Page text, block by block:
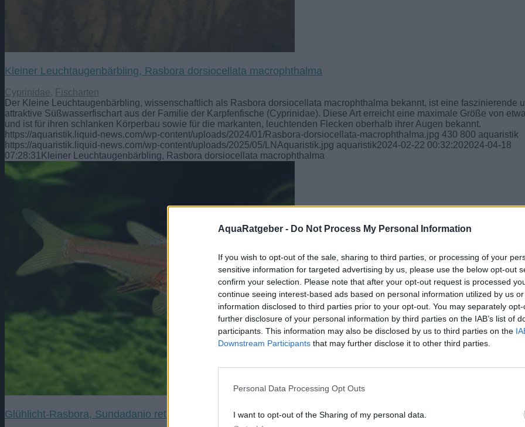
AquaRatgeber - Do Not Process My Personal Information
If you wish to opt-out of the sale, sharing to third parties, or processing of your
sensitive information for targeted advertising by us, please use the below opt-out
confirm your selection. Please note that after your opt-out request is processed
continue seeing interest-based ads based on personal information utilized by us
information disclosed to third parties prior to your opt-out. You may separately
further disclosure of your personal information by third parties on the IAB’s list of
participants. This information may also be disclosed by us to third parties on the
Downstream Participants that may further disclose it to other third parties.
Personal Data Processing Opt Outs
I want to opt-out of the Sharing of my personal data.
Kleiner Leuchtaugenbärbling, Rasbora dorsiocellata macrophthalma
Cyprinidae, Fischarten
Der Kleine Leuchtaugenbärbling, wissenschaftlich als Rasbora dorsiocellata macrophthalma bekannt, ist eine faszinierende
attraktive Süßwasserfischart aus der Familie der Karpfenfische (Cyprinidae). Diese Art erreicht eine maximale Größe von
und ist für ihren schlanken Körperbau sowie für die markanten, leuchtenden Flecken oberhalb ihrer Augen bekannt.
https://aquaristik.liquid-news.com/wp-content/uploads/2024/01/Rasbora-dorsiocellata-macrophthalma.jpg 430 800 aquaristik
https://aquaristik.liquid-news.com/wp-content/uploads/2025/05/LNAquaristik.jpg aquaristik2024-02-22 00:32:202024-04-18
07:28:31 Kleiner Leuchtaugenbärbling, Rasbora dorsiocellata macrophthalma
Glühlicht-Rasbora, Sundadanio retiarius